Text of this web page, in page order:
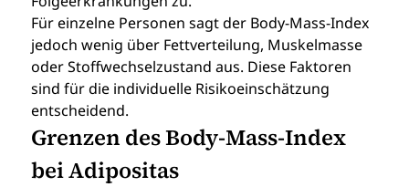
Für einzelne Personen sagt der Body-Mass-Index
jedoch wenig über Fettverteilung, Muskelmasse
oder Stoffwechselzustand aus. Diese Faktoren
sind für die individuelle Risikoeinschätzung
entscheidend.
Grenzen des Body-Mass-Index
bei Adipositas